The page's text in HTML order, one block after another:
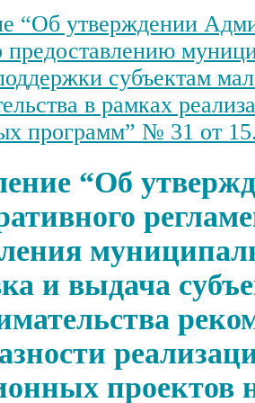
“Об утверждении
предоставлению
субъектам
в рамках
программ” № 31 от
“Об
и выдача
проектов